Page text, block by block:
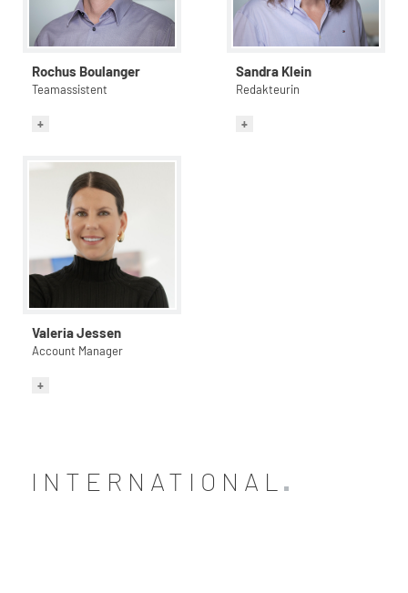
Rochus Boulanger
Teamassistent
Sandra Klein
Redakteurin
Valeria Jessen
Account Manager
INTERNATIONAL